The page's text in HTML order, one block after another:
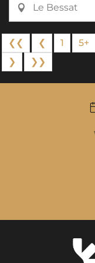
Le Bessat
❮❮ ❮ 1 5+
❯
❯❯